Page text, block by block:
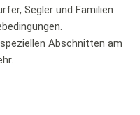
Segler und Familien
Abschnitten am